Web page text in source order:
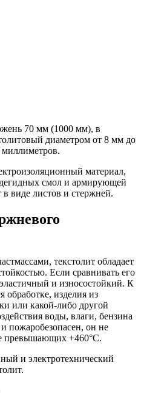
70 мм (1000 мм), в
диаметром от 8 мм до
материал,
смол и армирующей
в виде листов и стержней.
текстолит обладает
Если сравнивать его
и износостойкий. К
обработке, изделия из
или какой-либо другой
воды, влаги, бензина
пожаробезопасен, он не
превышающих +460°С.
и электротехнический